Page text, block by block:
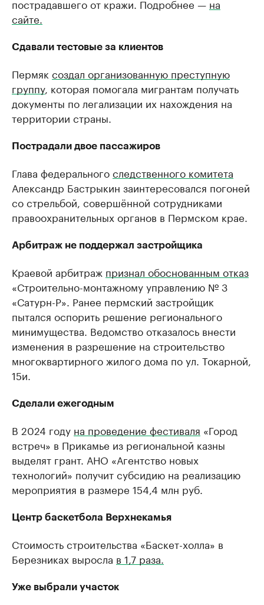
пострадавшего от кражи. Подробнее — на
сайте.
Сдавали тестовые за клиентов
Пермяк создал организованную преступную
группу, которая помогала мигрантам получать
документы по легализации их нахождения на
территории страны.
Пострадали двое пассажиров
Глава федеральногоследственного комитета
Александр Бастрыкин заинтересовался погоней
со стрельбой, совершённой сотрудниками
правоохранительных органов в Пермском крае.
Арбитраж не поддержал застройщика
Краевой арбитраж признал обоснованным отказ
«Строительно-монтажному управлению № 3
«Сатурн-Р». Ранее пермский застройщик
пытался оспорить решение регионального
минимущества. Ведомство отказалось внести
изменения в разрешение на строительство
многоквартирного жилого дома по ул. Токарной,
15и.
Сделали ежегодным
В 2024 году на проведение фестиваля «Город
встреч» в Прикамье из региональной казны
выделят грант. АНО «Агентство новых
технологий» получит субсидию на реализацию
мероприятия в размере 154,4 млн руб.
Центр баскетбола Верхнекамья
Стоимость строительства «Баскет-холла» в
Березниках выросла в 1,7 раза.
Уже выбрали участок